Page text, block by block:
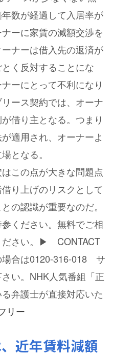
数が経過して入居率が
ーに家賃の減額交渉を
ナーは借入先の返済が
く反対することにな
ーにとって不利になり
ース契約では、オーナ
借り主となる。つまり
適用され、オーナーよ
となる。
この点が大きな問題点
り上げのリスクとして
の認識が重要なのだ。
ください。無料でご相
ださい。▶ CONTACT
合は0120-316-018 サ
い。NHK人気番組「正
弁護士が直接対応いた
リー
近年賃料減額